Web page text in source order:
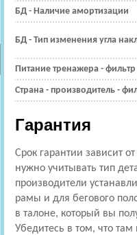
БД - Наличие амортизации
БД - Тип изменения угла
Питание тренажера - фильтр
Страна - производитель -
Гарантия
Срок гарантии зависит
нужно учитывать тип
производители
рамы и для бегового
в талоне, который вы
Убедитесь в том, что